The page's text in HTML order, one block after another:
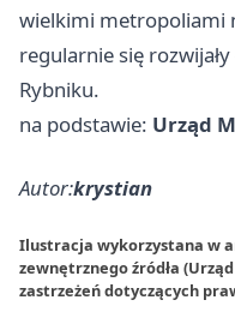
wielkimi metropoliami
regularnie się
Rybniku.
na podstawie: Urząd
Autor:krystian
Ilustracja wykorzystana w
zewnętrznego źródła
zastrzeżeń dotyczących